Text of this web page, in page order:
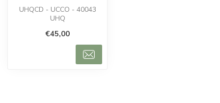
UHQCD - UCCO - 40043
UHQ
€45,00